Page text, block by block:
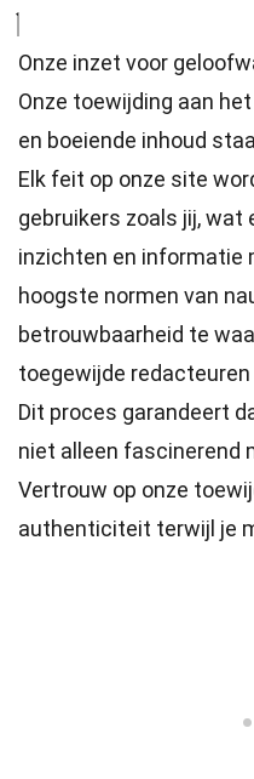
Onze inzet voor
Onze toewijding aan
en boeiende inhoud
Elk feit op onze site
gebruikers zoals jij, wat
inzichten en informatie
hoogste normen van
betrouwbaarheid te
toegewijde redacteuren
Dit proces garandeert
niet alleen fascinerend
Vertrouw op onze
authenticiteit terwijl je